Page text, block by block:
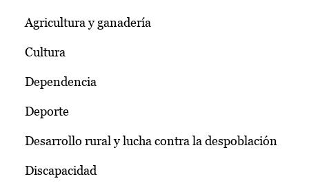
Agricultura y ganadería
Cultura
Dependencia
Deporte
Desarrollo rural y lucha contra la despoblación
Discapacidad